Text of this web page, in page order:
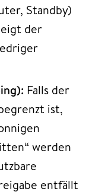
Standby)
der
Falls der
ist,
werden
entfällt